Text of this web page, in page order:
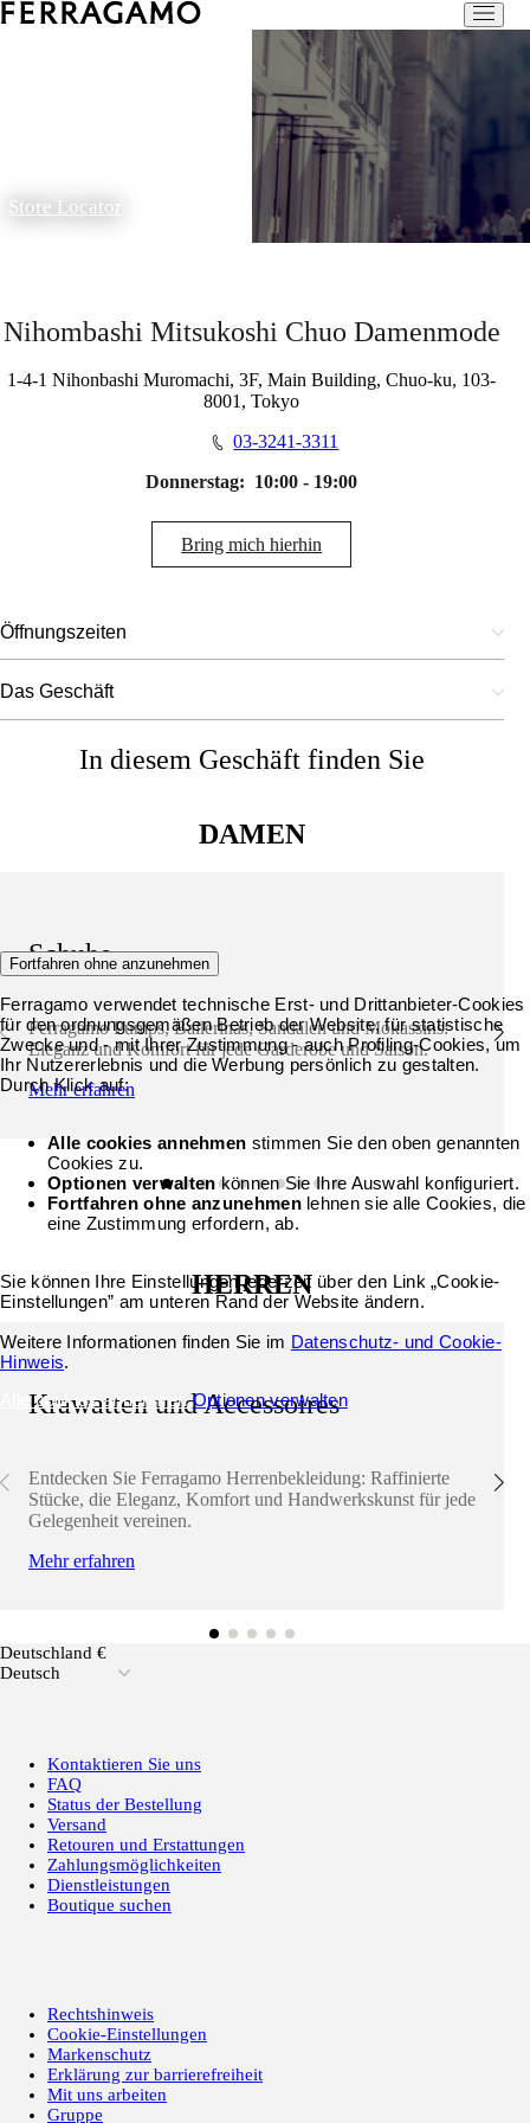
Store Locator
Nihombashi Mitsukoshi Chuo Damenmode
1-4-1 Nihonbashi Muromachi, 3F, Main Building, Chuo-ku, 103-
8001, Tokyo
03-3241-3311
Donnerstag: 10:00 - 19:00
Bring mich hierhin
Öffnungszeiten
Das Geschäft
In diesem Geschäft finden Sie
DAMEN
Schuhe
Ferragamo Pumps, Ballerinas, Sandalen und Mokassins:
Eleganz und Komfort für jede Garderobe und Saison.
Mehr erfahren
HERREN
Krawatten und Accessoires
Entdecken Sie Ferragamo Herrenbekleidung: Raffinierte
Stücke, die Eleganz, Komfort und Handwerkskunst für jede
Gelegenheit vereinen.
Mehr erfahren
Deutschland €
Deutsch
Kontaktieren Sie uns
FAQ
Status der Bestellung
Versand
Retouren und Erstattungen
Zahlungsmöglichkeiten
Dienstleistungen
Boutique suchen
Rechtshinweis
Cookie-Einstellungen
Markenschutz
Erklärung zur barrierefreiheit
Mit uns arbeiten
Gruppe
Fortfahren ohne anzunehmen
Ferragamo verwendet technische Erst- und Drittanbieter-Cookies
für den ordnungsgemäßen Betrieb der Website, für statistische
Zwecke und - mit Ihrer Zustimmung - auch Profiling-Cookies, um
Ihr Nutzererlebnis und die Werbung persönlich zu gestalten.
Durch Klick auf:
Alle cookies annehmen stimmen Sie den oben genannten
Cookies zu.
Optionen verwaltenkönnen Sie Ihre Auswahl konfiguriert.
Fortfahren ohne anzunehmenlehnen sie alle Cookies, die
eine Zustimmung erfordern, ab.
Sie können Ihre Einstellungen jederzeit über den Link „Cookie-
Einstellungen” am unteren Rand der Website ändern.
Weitere Informationen finden Sie im Datenschutz- und Cookie-
Hinweis.
Alle cookies annehmen Optionen verwalten